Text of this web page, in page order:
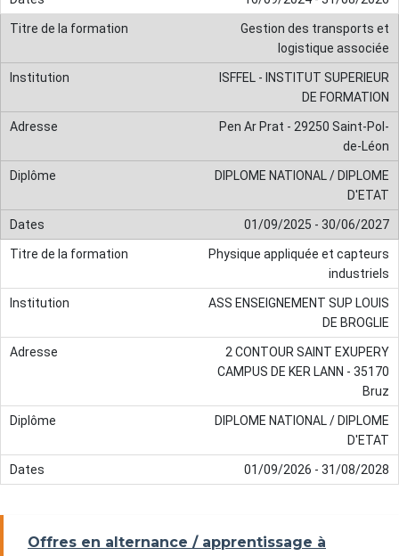
Gestion des transports et
logistique associée
ISFFEL - INSTITUT SUPERIEUR
DE FORMATION
Pen Ar Prat - 29250 Saint-Pol-
de-Léon
DIPLOME NATIONAL / DIPLOME
D'ETAT
01/09/2025 - 30/06/2027
Physique appliquée et capteurs
industriels
ASS ENSEIGNEMENT SUP LOUIS
DE BROGLIE
2 CONTOUR SAINT EXUPERY
CAMPUS DE KER LANN - 35170
Bruz
DIPLOME NATIONAL / DIPLOME
D'ETAT
01/09/2026 - 31/08/2028
Offres en alternance / apprentissage à